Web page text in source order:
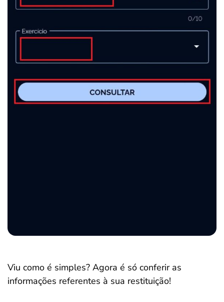
Viu como é simples? Agora é só conferir as
informações referentes à sua restituição!